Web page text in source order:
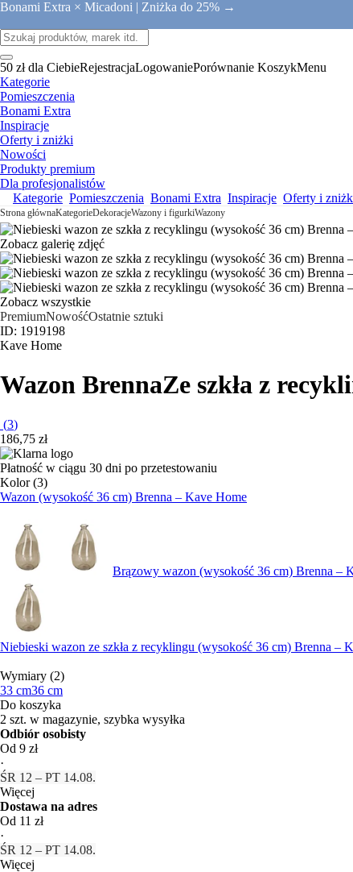
Bonami Extra × Micadoni | Zniżka do 25% →
50 zł dla CiebieRejestracjaLogowaniePorównanie KoszykMenu
Kategorie
Pomieszczenia
Bonami Extra
Inspiracje
Oferty i zniżki
Nowości
Produkty premium
Dla profesjonalistów
Kategorie Pomieszczenia Bonami Extra Inspiracje Oferty i
Strona głównaKategorieDekoracjeWazony i figurkiWazony
Zobacz galerię zdjęć
Zobacz wszystkie
PremiumNowośćOstatnie sztuki
ID: 1919198
Kave Home
Wazon BrennaZe szkła z
(3)
186,75 zł
Płatność w ciągu 30 dni po przetestowaniu
Kolor (3)
Wazon (wysokość 36 cm) Brenna – Kave Home
Brązowy wazon (wysokość 36 cm) Brenna –
Niebieski wazon ze szkła z recyklingu (wysokość 36 cm) Brenna –
Wymiary (2)
33 cm36 cm
Do koszyka
2 szt. w magazynie, szybka wysyłka
Odbiór osobisty
Od 9 zł
·
ŚR 12 – PT 14.08.
Więcej
Dostawa na adres
Od 11 zł
·
ŚR 12 – PT 14.08.
Więcej